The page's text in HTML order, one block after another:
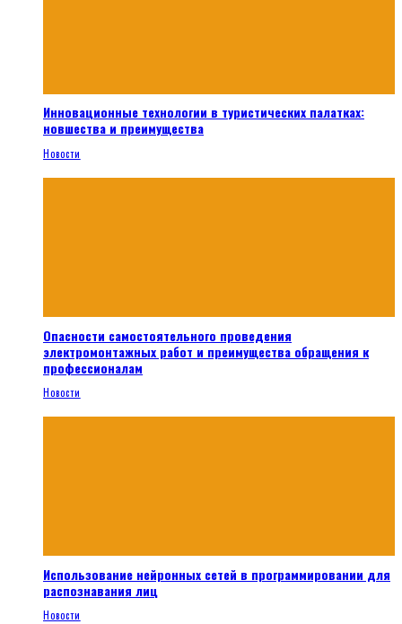
Инновационные технологии в туристических палатках:
новшества и преимущества
Новости
Опасности самостоятельного проведения
электромонтажных работ и преимущества обращения к
профессионалам
Новости
Использование нейронных сетей в программировании для
распознавания лиц
Новости